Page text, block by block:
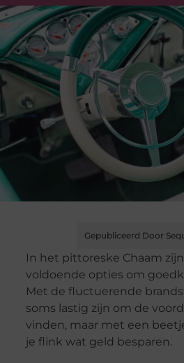
Gepubliceerd Door
In het pittoreske Chaam
voldoende opties om
Met de fluctuerende
soms lastig zijn om de
vinden, maar met een
je flink wat geld besparen.